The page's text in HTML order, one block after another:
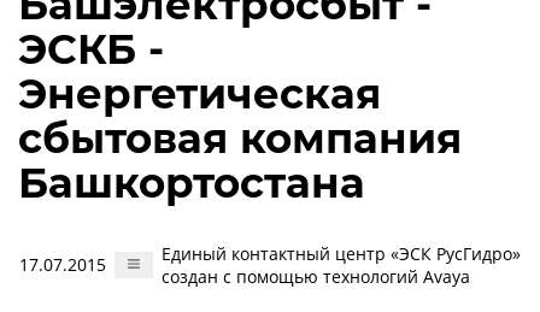
ЭСКБ -
Энергетическая
сбытовая компания
Башкортостана
17.07.2015
Единый контактный центр «ЭСК РусГидро»
создан с помощью технологий Avaya